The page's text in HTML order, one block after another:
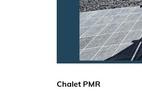
Chalet PMR